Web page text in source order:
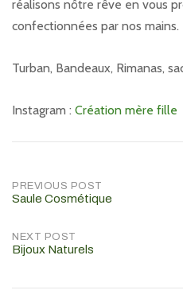
réalisons nôtre rêve en vous
confectionnées par nos mains.
Turban, Bandeaux, Rimanas,
Instagram : Création mère fille
Post
PREVIOUS POST
Saule Cosmétique
NEXT POST
Bijoux Naturels